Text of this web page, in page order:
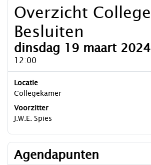
Overzicht College
Besluiten
dinsdag 19 maart 2024
12:00
Locatie
Collegekamer
Voorzitter
J.W.E. Spies
Agendapunten